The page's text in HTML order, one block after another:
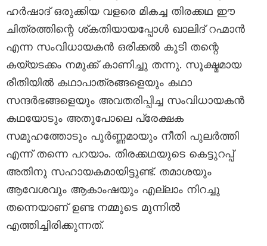
ഹർഷാദ് ഒരുക്കിയ വളരെ മികച്ച തിരക്കഥ ഈ
ചിത്രത്തിന്റെ ശ്കതിയായപ്പോൾ ഖാലിദ് റഹ്മാൻ
എന്ന സംവിധായകൻ ഒരിക്കൽ കൂടി തന്റെ
കയ്യടക്കം നമുക്ക് കാണിച്ചു തന്നു. സൂക്ഷ്മമായ
രീതിയിൽ കഥാപാത്രങ്ങളെയും കഥാ
സന്ദർഭങ്ങളെയും അവതരിപ്പിച്ച സംവിധായകൻ
കഥയോടും അതുപോലെ പ്രേക്ഷക
സമൂഹത്തോടും പൂർണ്ണമായും നീതി പുലർത്തി
എന്ന് തന്നെ പറയാം. തിരക്കഥയുടെ കെട്ടുറപ്പ്
അതിനു സഹായകമായിട്ടുണ്ട്. തമാശയും
ആവേശവും ആകാംഷയും എല്ലാം നിറച്ചു
തന്നെയാണ് ഉണ്ട നമ്മുടെ മുന്നിൽ
എത്തിച്ചിരിക്കുന്നത്.